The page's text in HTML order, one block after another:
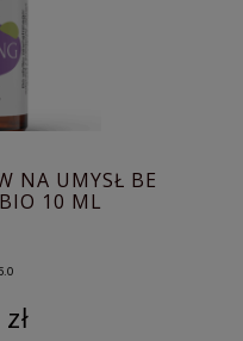
NA UMYSŁ BE
10 ML